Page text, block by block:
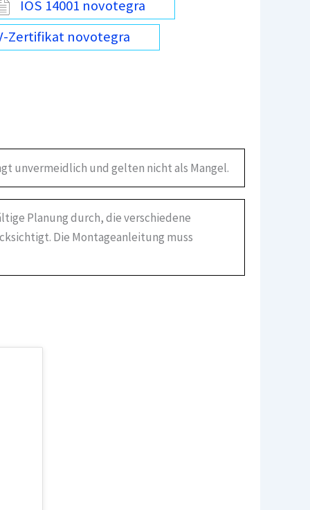
IOS 14001 novotegra
Zertifikat novotegra
unvermeidlich und gelten nicht als Mangel.
Planung durch, die verschiedene
Die Montageanleitung muss